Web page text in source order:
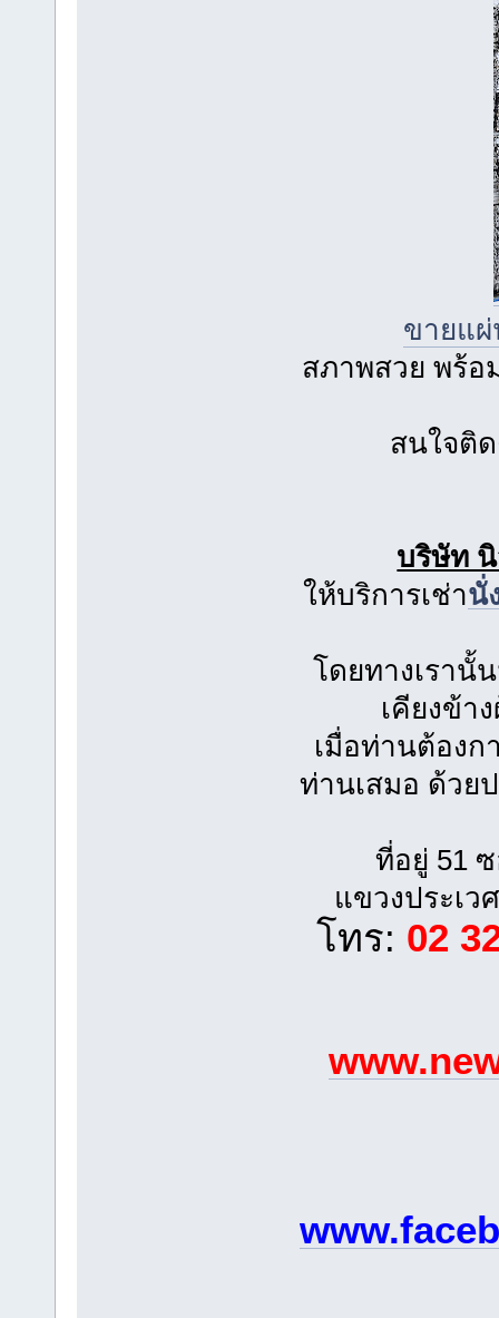
ขายแผ่
สภาพสวย พร้อ
สนใจติ
บริษัท
ให้บริการเช่านั่
โดยทางเรานั้
เคียงข้า
เมื่อท่านต้องก
ท่านเสมอ ด้วย
ที่อยู่ 51
แขวงประเว
โทร: 02